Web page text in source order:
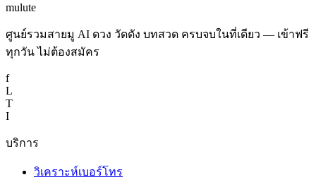
mulute
ศูนย์รวมสายมู AI ดวง วัดดัง บทสวด ครบจบในที่เดียว — เข้าฟรี
ทุกวัน ไม่ต้องสมัคร
f
L
T
I
บริการ
วิเคราะห์เบอร์โทร